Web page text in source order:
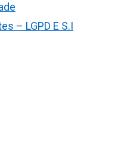
– LGPD E S.I